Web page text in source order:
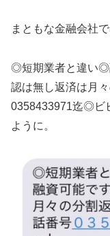
まともな金融会社
◎短期業者と違い◎
認は無し返済は月
0358433971迄◎ビ
ように。